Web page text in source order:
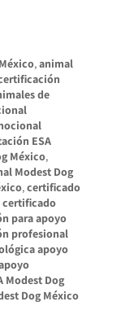
,animal
de
ESA
México,
Modest Dog
,certificado
certificado
para apoyo
profesional
apoyo
Modest Dog
Dog México